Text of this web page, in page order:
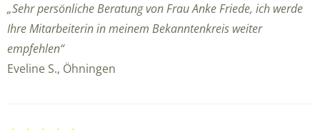
„Sehr persönliche Beratung von Frau Anke Friede, ich werde
Ihre Mitarbeiterin in meinem Bekanntenkreis weiter
empfehlen“
Eveline S., Öhningen